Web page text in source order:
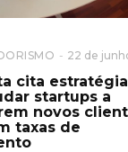
22 de
cita
startups a
novos
taxas de